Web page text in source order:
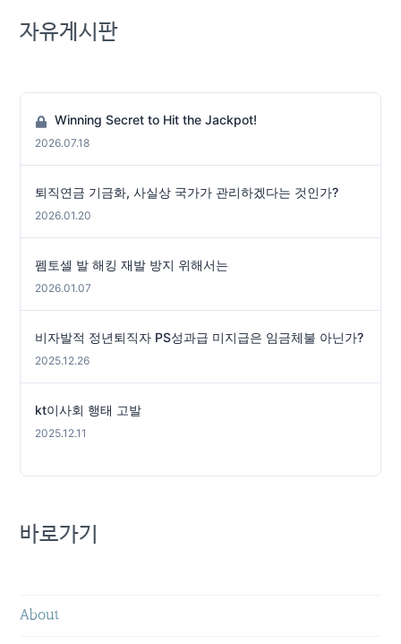
자유게시판
Winning Secret to Hit the Jackpot!
2026.07.18
퇴직연금 기금화, 사실상 국가가 관리하겠다는 것인가?
2026.01.20
펨토셀 발 해킹 재발 방지 위해서는
2026.01.07
비자발적 정년퇴직자 PS성과급 미지급은 임금체불 아닌가?
2025.12.26
kt이사회 행태 고발
2025.12.11
바로가기
About